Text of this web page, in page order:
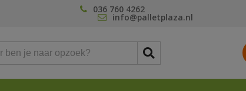
036 760 4262
info@palletplaza.nl